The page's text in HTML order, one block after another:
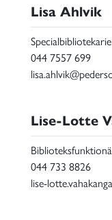
Lisa Ahlvik
Specialbibliotekarie
044 7557 699
Lise-Lotte
044 733 8826
lise-